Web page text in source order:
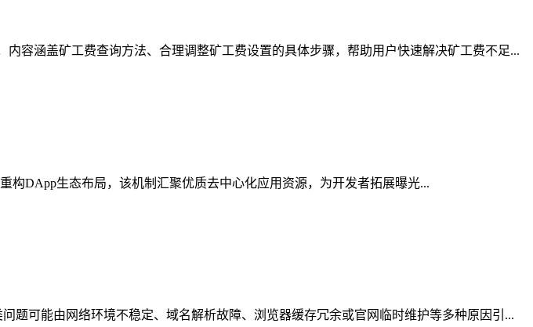
容涵盖矿工费查询方法、合理调整矿工费设置的具体步骤，帮助用户快速解决矿工费不足...
构DApp生态布局，该机制汇聚优质去中心化应用资源，为开发者拓展曝光...
题可能由网络环境不稳定、域名解析故障、浏览器缓存冗余或官网临时维护等多种原因引...